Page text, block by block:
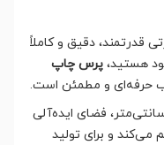
قدرتمند، دقیق و کاملاً
هستید، پرس چاپ
حرفه‌ای و مطمئن است.
دستگاه با صفحه استاندارد ۶۰×۴۰ سانتی‌متر، فضای ایده‌آلی
می‌کند و برای تولید